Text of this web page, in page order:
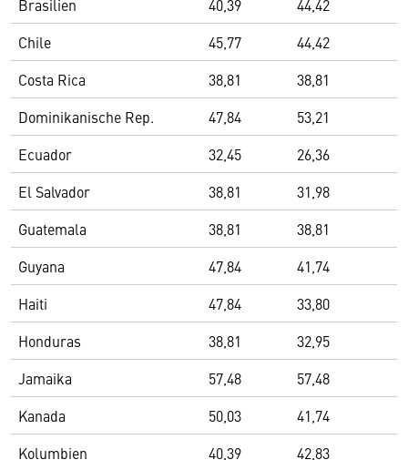
Brasilien 40,39
44,42
Chile
45,77
44,42
Costa Rica
38,81
38,81
Dominikanische Rep.
47,84
53,21
Ecuador
32,45
26,36
El Salvador
38,81
31,98
Guatemala
38,81
38,81
Guyana
47,84
41,74
Haiti
47,84
33,80
Honduras
38,81
32,95
Jamaika
57,48
57,48
Kanada
50,03
41,74
Kolumbien
40,39
42,83